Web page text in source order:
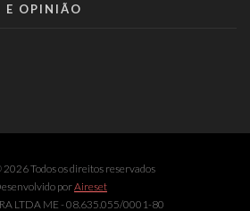
E OPINIÃO
Todos os direitos reservados
porAireset
LTDA ME - 08.635.055/0001-80